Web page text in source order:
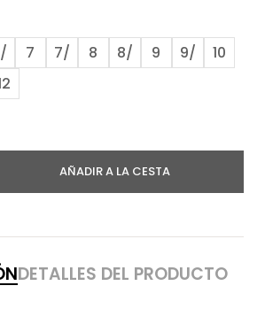
7 7/ 8 8/ 9 9/
10
AÑADIR A LA CESTA
DETALLES DEL PRODUCTO